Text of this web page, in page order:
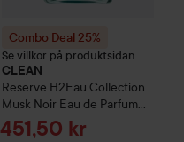
Combo Deal 25%
Se villkor på produktsidan
CLEAN
Reserve H2Eau Collection
Musk Noir Eau de Parfum
30 ml
Reapris
451,50 kr